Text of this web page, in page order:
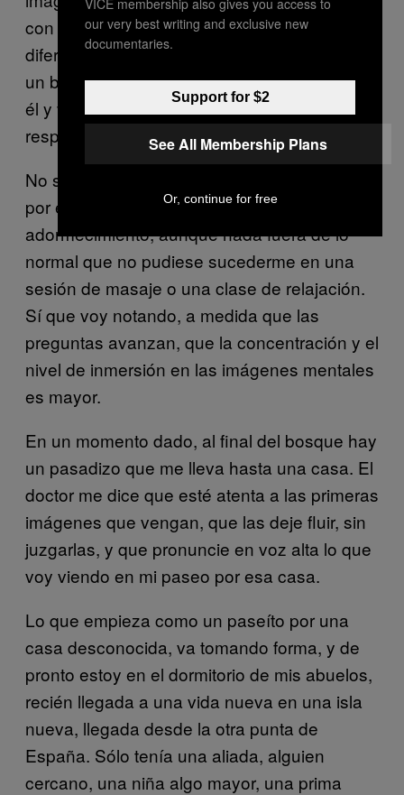
con el rumor de las olas meciéndote. La
diferencia es que, después de situarme en
un bosque frondoso, me pone a caminar por
él y va incorporando detalles de mis
respuestas anteriores.
No sé cuánto tiempo estoy de paseo mental
por ese bosque, pero noto una especie de
adormecimiento, aunque nada fuera de lo
normal que no pudiese sucederme en una
sesión de masaje o una clase de relajación.
Sí que voy notando, a medida que las
preguntas avanzan, que la concentración y el
nivel de inmersión en las imágenes mentales
es mayor.
En un momento dado, al final del bosque hay
un pasadizo que me lleva hasta una casa. El
doctor me dice que esté atenta a las primeras
imágenes que vengan, que las deje fluir, sin
juzgarlas, y que pronuncie en voz alta lo que
voy viendo en mi paseo por esa casa.
Lo que empieza como un paseíto por una
casa desconocida, va tomando forma, y de
pronto estoy en el dormitorio de mis abuelos,
recién llegada a una vida nueva en una isla
nueva, llegada desde la otra punta de
España. Sólo tenía una aliada, alguien
cercano, una niña algo mayor, una prima
our very best writing and exclusive new
documentaries.
Support for $2
See All Membership Plans
Or, continue for free